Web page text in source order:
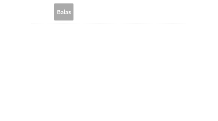
Balas